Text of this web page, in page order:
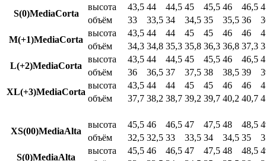
S(0)MediaCorta
высота 43,5 44 44,5 45 45,5 46 46,5
объём
33 33,5 34 34,5 35 35,5 36
M(+1)MediaCorta
высота 43,5 44 44 45 45 46 46
объём
34,3 34,8 35,3 35,8 36,3 36,8 37,3
L(+2)MediaCorta
высота 43,5 44 44,5 45 45,5 46 46,5
объём
36 36,5 37 37,5 38 38,5 39
XL(+3)MediaCorta
высота 43,5 44 44 45 45 46 46
объём
37,7 38,2 38,7 39,2 39,7 40,2 40,7
XS(00)MediaAlta
высота 45,5 46 46,5 47 47,5 48 48,5
объём
32,5 32,5 33 33,5 34 34,5 35
S(0)MediaAlta
высота 45,5 46 46,5 47 47,5 48 48,5